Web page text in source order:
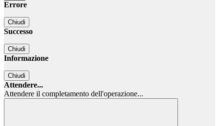
Errore
Chiudi
Successo
Chiudi
Informazione
Chiudi
Attendere...
Attendere il completamento dell'operazione...